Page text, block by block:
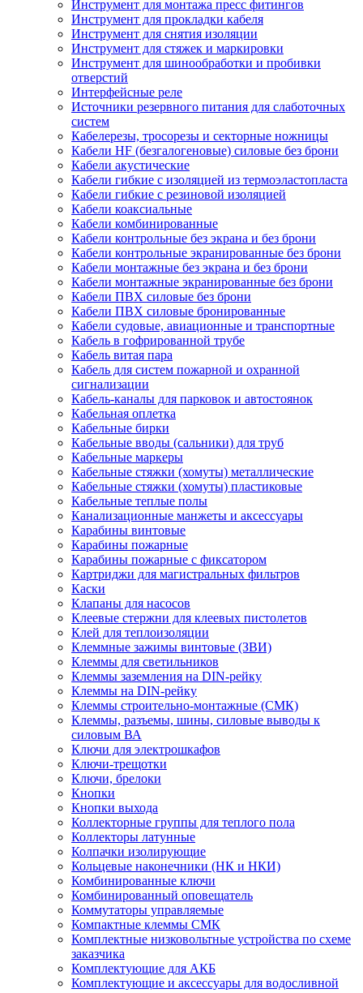
Инструмент для монтажа пресс фитингов
Инструмент для прокладки кабеля
Инструмент для снятия изоляции
Инструмент для стяжек и маркировки
Инструмент для шинообработки и пробивки
отверстий
Интерфейсные реле
Источники резервного питания для слаботочных
систем
Кабелерезы, тросорезы и секторные ножницы
Кабели HF (безгалогеновые) силовые без брони
Кабели акустические
Кабели гибкие с изоляцией из термоэластопласта
Кабели гибкие с резиновой изоляцией
Кабели коаксиальные
Кабели комбинированные
Кабели контрольные без экрана и без брони
Кабели контрольные экранированные без брони
Кабели монтажные без экрана и без брони
Кабели монтажные экранированные без брони
Кабели ПВХ силовые без брони
Кабели ПВХ силовые бронированные
Кабели судовые, авиационные и транспортные
Кабель в гофрированной трубе
Кабель витая пара
Кабель для систем пожарной и охранной
сигнализации
Кабель-каналы для парковок и автостоянок
Кабельная оплетка
Кабельные бирки
Кабельные вводы (сальники) для труб
Кабельные маркеры
Кабельные стяжки (хомуты) металлические
Кабельные стяжки (хомуты) пластиковые
Кабельные теплые полы
Канализационные манжеты и аксессуары
Карабины винтовые
Карабины пожарные
Карабины пожарные с фиксатором
Картриджи для магистральных фильтров
Каски
Клапаны для насосов
Клеевые стержни для клеевых пистолетов
Клей для теплоизоляции
Клеммные зажимы винтовые (ЗВИ)
Клеммы для светильников
Клеммы заземления на DIN-рейку
Клеммы на DIN-рейку
Клеммы строительно-монтажные (СМК)
Клеммы, разъемы, шины, силовые выводы к
силовым ВА
Ключи для электрошкафов
Ключи-трещотки
Ключи, брелоки
Кнопки
Кнопки выхода
Коллекторные группы для теплого пола
Коллекторы латунные
Колпачки изолирующие
Кольцевые наконечники (НК и НКИ)
Комбинированные ключи
Комбинированный оповещатель
Коммутаторы управляемые
Компактные клеммы СМК
Комплектные низковольтные устройства по схеме
заказчика
Комплектующие для АКБ
Комплектующие и аксессуары для водосливной